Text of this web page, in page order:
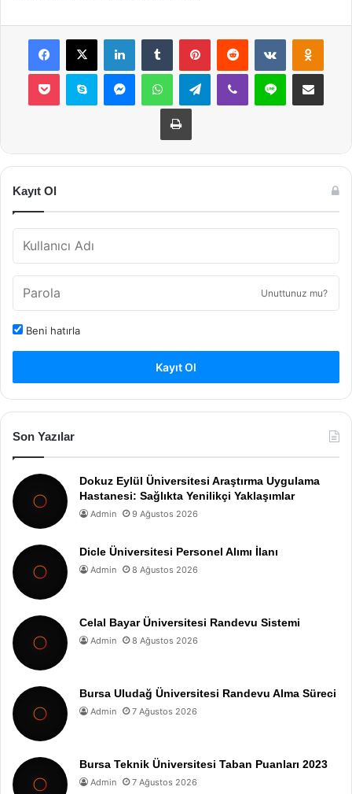
Facebook
X LinkedInTumblr PinterestReddit VKontakte
Pocket Skype MessengerWhatsAppTelegramViber Line E-Posta ile
Yazdır
Kayıt Ol
Unuttunuz mu?
Beni hatırla
Kayıt Ol
Son Yazılar
Dokuz Eylül Üniversitesi Araştırma Uygulama
Hastanesi: Sağlıkta Yenilikçi Yaklaşımlar
Admin 9 Ağustos 2026
Dicle Üniversitesi Personel Alımı İlanı
Admin 8 Ağustos 2026
Celal Bayar Üniversitesi Randevu Sistemi
Admin 8 Ağustos 2026
Bursa Uludağ Üniversitesi Randevu Alma Süreci
Admin 7 Ağustos 2026
Bursa Teknik Üniversitesi Taban Puanları 2023
Admin 7 Ağustos 2026